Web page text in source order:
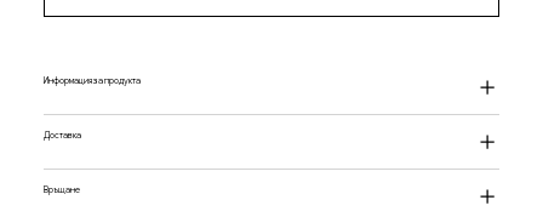
Информация за продукта
Доставка
Връщане